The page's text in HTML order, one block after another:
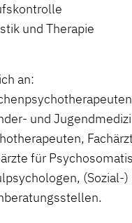
und Therapie
an:
und
für
(Sozial-